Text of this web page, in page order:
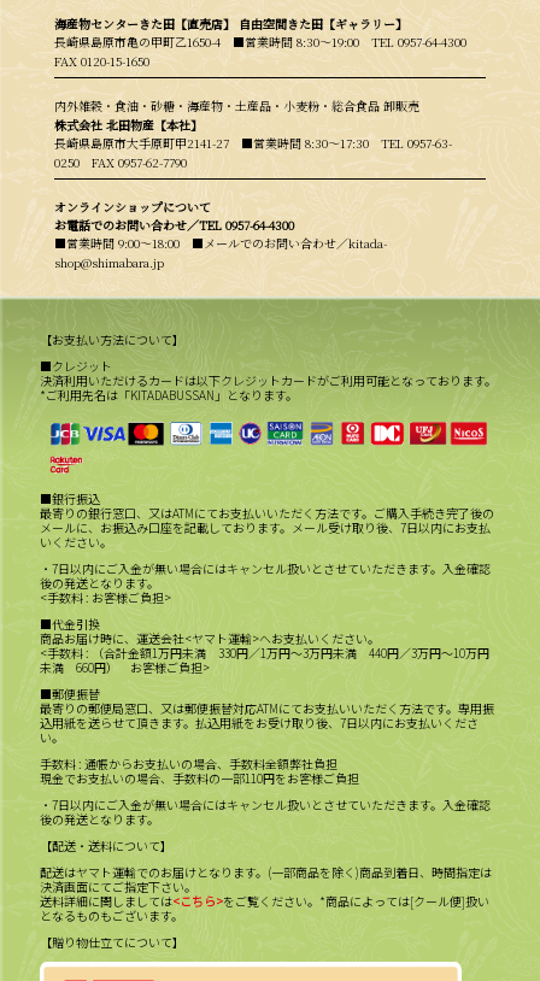
海産物センターきた田【直売店】 自由空間きた田【ギャラリー】
長崎県島原市亀の甲町乙1650-4 ■営業時間 8:30〜19:00 TEL 0957-64-4300
FAX 0120-15-1650
内外雑穀・食油・砂糖・海産物・土産品・小麦粉・総合食品 卸販売
株式会社 北田物産【本社】
長崎県島原市大手原町甲2141-27 ■営業時間 8:30〜17:30 TEL 0957-63-
0250FAX 0957-62-7790
オンラインショップについて
お電話でのお問い合わせ／TEL 0957-64-4300
■営業時間 9:00〜18:00 ■メールでのお問い合わせ／kitada-
shop@shimabara.jp
【お支払い方法について】
■クレジット
決済利用いただけるカードは以下クレジットカードがご利用可能となっております。
*ご利用先名は「KITADABUSSAN」となります。
■銀行振込
最寄りの銀行窓口、又はATMにてお支払いいただく方法です。ご購入手続き完了後の
メールに、お振込み口座を記載しております。メール受け取り後、7日以内にお支払
いください。
・7日以内にご入金が無い場合にはキャンセル扱いとさせていただきます。入金確認
後の発送となります。
<手数料 : お客様ご負担>
■代金引換
商品お届け時に、運送会社<ヤマト運輸>へお支払いください。
<手数料 : （合計金額1万円未満 330円／1万円～3万円未満 440円／3万円～10万円
未満 660円） お客様ご負担>
■郵便振替
最寄りの郵便局窓口、又は郵便振替対応ATMにてお支払いいただく方法です。専用振
込用紙を送らせて頂きます。払込用紙をお受け取り後、7日以内にお支払いくださ
い。
手数料 : 通帳からお支払いの場合、手数料全額弊社負担
現金でお支払いの場合、手数料の一部110円をお客様ご負担
・7日以内にご入金が無い場合にはキャンセル扱いとさせていただきます。入金確認
後の発送となります。
【配送・送料について】
配送はヤマト運輸でのお届けとなります。(一部商品を除く)商品到着日、時間指定は
決済画面にてご指定下さい。
送料詳細に関しましては<こちら>をご覧ください。*商品によっては[クール便]扱い
となるものもございます。
【贈り物仕立てについて】